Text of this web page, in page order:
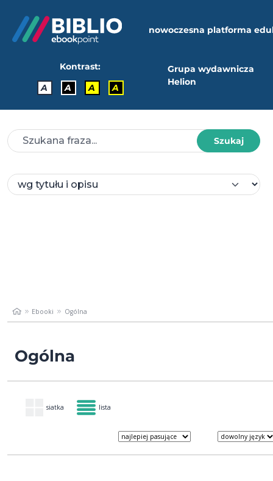
nowoczesna platforma
Kontrast:
A
A A A
Grupa wydawnicza
Helion
Szukaj
Ebooki Ogólna
Ogólna
siatka lista